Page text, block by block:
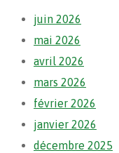
juin 2026
mai 2026
avril 2026
mars 2026
février 2026
janvier 2026
décembre 2025